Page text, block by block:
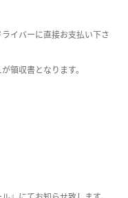
イバーに直接お支払い下さ
領収書となります。